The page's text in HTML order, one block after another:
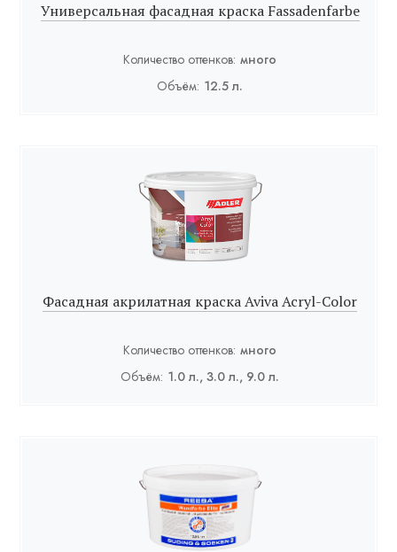
Универсальная фасадная краска Fassadenfarbe
Количество оттенков: много
Объём: 12.5 л.
Фасадная акрилатная краска Aviva Acryl-Color
Количество оттенков: много
Объём: 1.0 л., 3.0 л., 9.0 л.